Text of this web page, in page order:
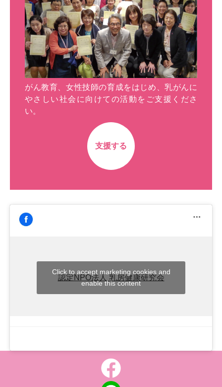
がん教育、女性技師の育成をはじめ、乳がんに
やさしい社会に向けての活動をご支援くださ
い。
支援する
認定NPO法人 乳房健康研究会
Click to accept marketing cookies and
enable this content